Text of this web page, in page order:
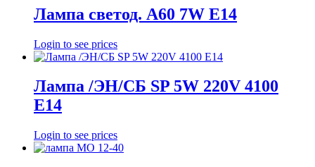
Лампа светод. А60 7W Е14
Login to see prices
Лампа /ЭН/СБ SP 5W 220V 4100
E14
Login to see prices